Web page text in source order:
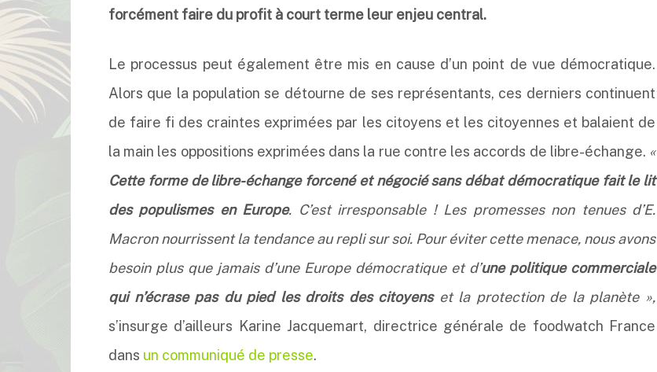
forcément faire du profit à court terme leur enjeu central.
Le processus peut également être mis en cause d’un point de vue démocratique.
Alors que la population se détourne de ses représentants, ces derniers continuent
de faire fi des craintes exprimées par les citoyens et les citoyennes et balaient de
la main les oppositions exprimées dans la rue contre les accords de libre-échange. «
Cette forme de libre-échange forcené et négocié sans débat démocratique fait le lit
des populismes en Europe. C’est irresponsable ! Les promesses non tenues d’E.
Macron nourrissent la tendance au repli sur soi. Pour éviter cette menace, nous avons
besoin plus que jamais d’une Europe démocratique et d’une politique commerciale
qui n’écrase pas du pied les droits des citoyenset la protection de la planète »,
s’insurge d’ailleurs Karine Jacquemart, directrice générale de foodwatch France
dans un communiqué de presse.